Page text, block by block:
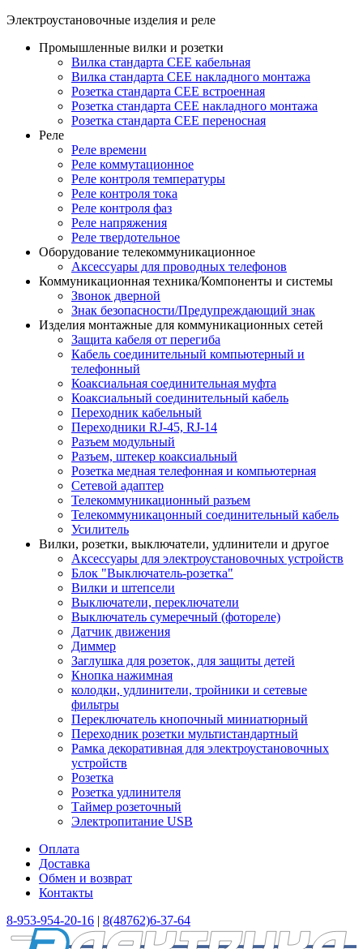
Электроустановочные изделия и реле
Промышленные вилки и розетки
Вилка стандарта CEE кабельная
Вилка стандарта CEE накладного монтажа
Розетка стандарта CEE встроенная
Розетка стандарта СЕЕ накладного монтажа
Розетка стандарта СЕЕ переносная
Реле
Реле времени
Реле коммутационное
Реле контроля температуры
Реле контроля тока
Реле контроля фаз
Реле напряжения
Реле твердотельное
Оборудование телекоммуникационное
Аксессуары для проводных телефонов
Коммуникационная техника/Компоненты и системы
Звонок дверной
Знак безопасности/Предупреждающий знак
Изделия монтажные для коммуникационных сетей
Защита кабеля от перегиба
Кабель соединительный компьютерный и
телефонный
Коаксиальная соединительная муфта
Коаксиальный соединительный кабель
Переходник кабельный
Переходники RJ-45, RJ-14
Разъем модульный
Разъем, штекер коаксиальный
Розетка медная телефонная и компьютерная
Сетевой адаптер
Телекоммуникационный разъем
Телекоммуникацонный соединительный кабель
Усилитель
Вилки, розетки, выключатели, удлинители и другое
Аксессуары для электроустановочных устройств
Блок "Выключатель-розетка"
Вилки и штепсели
Выключатели, переключатели
Выключатель сумеречный (фотореле)
Датчик движения
Диммер
Заглушка для розеток, для защиты детей
Кнопка нажимная
колодки, удлинители, тройники и сетевые
фильтры
Переключатель кнопочный миниатюрный
Переходник розетки мультистандартный
Рамка декоративная для электроустановочных
устройств
Розетка
Розетка удлинителя
Таймер розеточный
Электропитание USB
Оплата
Доставка
Обмен и возврат
Контакты
8-953-954-20-16 | 8(48762)6-37-64